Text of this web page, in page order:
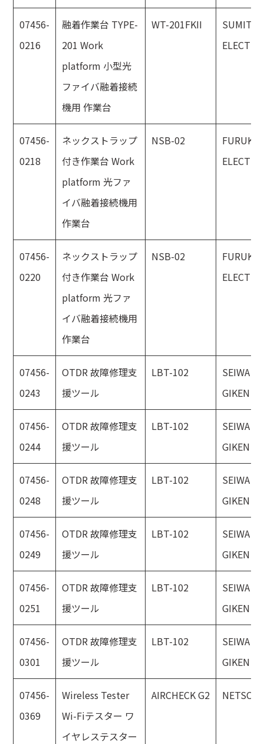
07456-
0216
融着作業台 TYPE-
201 Work
platform 小型光
ファイバ融着接続
機用 作業台
WT-201FKII
07456-
0218
ネックストラップ
付き作業台 Work
platform 光ファ
イバ融着接続機用
作業台
NSB-02
07456-
0220
ネックストラップ
付き作業台 Work
platform 光ファ
イバ融着接続機用
作業台
NSB-02
07456-
0243
OTDR 故障修理支
援ツール
LBT-102
SEIWA
GIKEN
07456-
0244
OTDR 故障修理支
援ツール
LBT-102
SEIWA
GIKEN
07456-
0248
OTDR 故障修理支
援ツール
LBT-102
SEIWA
GIKEN
07456-
0249
OTDR 故障修理支
援ツール
LBT-102
SEIWA
GIKEN
07456-
0251
OTDR 故障修理支
援ツール
LBT-102
SEIWA
GIKEN
07456-
0301
OTDR 故障修理支
援ツール
LBT-102
SEIWA
GIKEN
07456-
0369
Wireless Tester
Wi-Fiテスター ワ
イヤレステスター
AIRCHECK G2